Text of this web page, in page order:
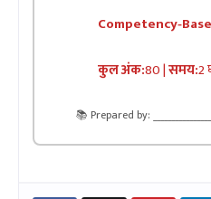
कुल अंक:80 |समय:2
📚 Prepared by: